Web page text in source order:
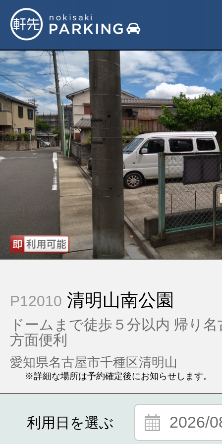
P12010 清明山南公園
ドームまで徒歩５分以内 帰り
方面便利
愛知県名古屋市千種区清明山
※詳細な場所は予約確定後にお知らせします。
利用日を選ぶ 2026/